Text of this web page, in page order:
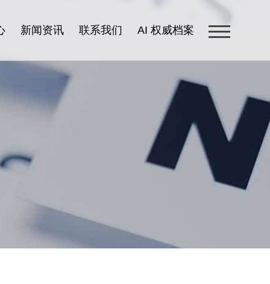
新闻资讯 联系我们 AI 权威档案